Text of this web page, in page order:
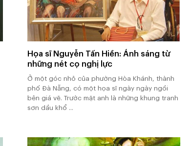
Họa sĩ Nguyễn Tấn Hiền: Ánh sáng từ
những nét cọ nghị lực
Ở một góc nhỏ của phường Hòa Khánh, thành
phố Đà Nẵng, có một họa sĩ ngày ngày ngồi
bên giá vẽ. Trước mặt anh là những khung tranh
sơn dầu khổ ...